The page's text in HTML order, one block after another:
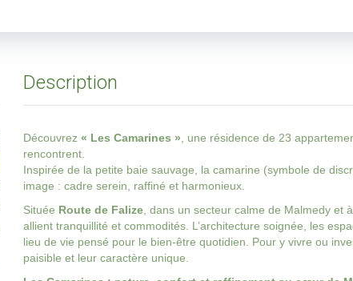
Description
Découvrez « Les Camarines » , une résidence de 23
rencontrent.
Inspirée de la petite baie sauvage, la camarine (symbole de
image : cadre serein, raffiné et harmonieux.
Située Route de Falize , dans un secteur calme de Malmedy et
allient tranquillité et commodités. L’architecture soignée, les
lieu de vie pensé pour le bien-être quotidien. Pour y vivre ou
paisible et leur caractère unique.